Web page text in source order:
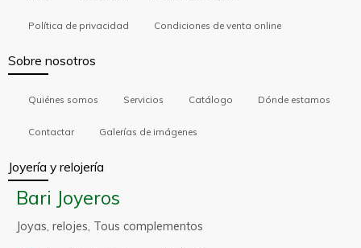
Política de privacidad Condiciones de venta online
Sobre nosotros
Quiénes somos Servicios Catálogo Dónde estamos
Contactar Galerías de imágenes
Joyería y relojería
Bari Joyeros
Joyas, relojes, Tous complementos